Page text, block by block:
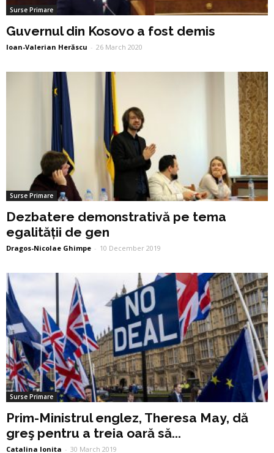
Surse Primare
Guvernul din Kosovo a fost demis
Ioan-Valerian Herăscu - 26 March 2020
Surse Primare
Dezbatere demonstrativă pe tema
egalității de gen
Dragos-Nicolae Ghimpe - 10 December 2019
Surse Primare
Prim-Ministrul englez, Theresa May, dă
greş pentru a treia oară să...
Catalina Ionita - 30 March 2019